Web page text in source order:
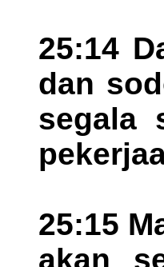
25:14
dan
segala
25:15
akan